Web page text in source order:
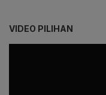
VIDEO PILIHAN